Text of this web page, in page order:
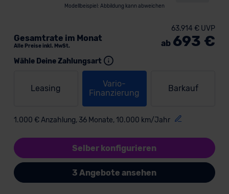
Modellbeispiel: Abbildung kann abweichen
Wähle Deine Zahlungsart
Leasing
Vario-
Finanzierung
Barkauf
1.000 € Anzahlung, 36 Monate, 10.000 km/Jahr
Gesamtrate im Monat
Alle Preise inkl. MwSt.
63.914 € UVP
ab 693 €
Selber konfigurieren
3 Angebote ansehen